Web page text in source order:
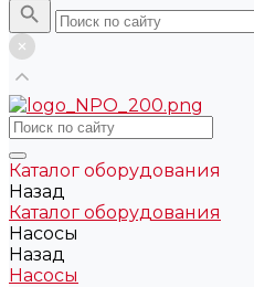
Каталог оборудования
Назад
Каталог оборудования
Насосы
Назад
Насосы